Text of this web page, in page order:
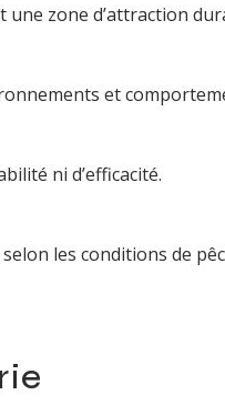
zone d’attraction
et
ni d’efficacité.
les conditions de